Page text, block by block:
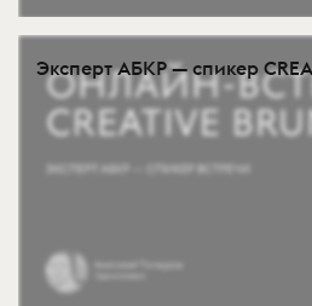
Эксперт АБКР — спикер